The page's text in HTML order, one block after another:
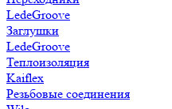
LedeGroove
Заглушки
LedeGroove
Теплоизоляция
Kaiflex
Резьбовые соединения